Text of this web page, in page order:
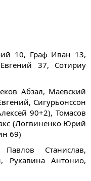
10, Граф Иван 13,
37, Сотириу
Абзал, Маевский
Сигурьонссон
90+2), Томасов
(Логвиненко Юрий
69)
Станислав,
Антонио,